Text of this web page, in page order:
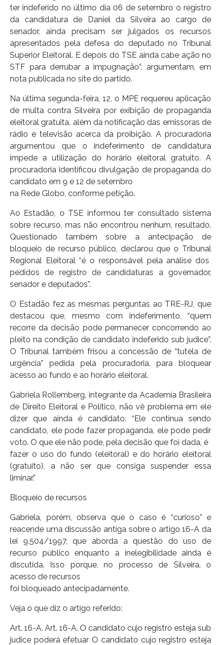
ter indeferido no último dia 06 de setembro o registro
da candidatura de Daniel da Silveira ao cargo de
senador, ainda precisam ser julgados os recursos
apresentados pela defesa do deputado no Tribunal
Superior Eleitoral. E depois do TSE ainda cabe ação no
STF para derrubar a impugnação”, argumentam, em
nota publicada no site do partido.
Na última segunda-feira, 12, o MPE requereu aplicação
de multa contra Silveira por exibição de propaganda
eleitoral gratuita, além da notificação das emissoras de
rádio e televisão acerca da proibição. A procuradoria
argumentou que o indeferimento de candidatura
impede a utilização do horário eleitoral gratuito. A
procuradoria identificou divulgação de propaganda do
candidato em 9 e 12 de setembro
na Rede Globo, conforme petição.
Ao Estadão, o TSE informou ter consultado sistema
sobre recurso, mas não encontrou nenhum, resultado.
Questionado também sobre a antecipação de
bloqueio de recurso público, declarou que o Tribunal
Regional Eleitoral “é o responsável pela análise dos
pedidos de registro de candidaturas a governador,
senador e deputados”.
O Estadão fez as mesmas perguntas ao TRE-RJ, que
destacou que, mesmo com indeferimento, “quem
recorre da decisão pode permanecer concorrendo ao
pleito na condição de candidato indeferido sub judice”.
O Tribunal também frisou a concessão de “tutela de
urgência” pedida pela procuradoria, para bloquear
acesso ao fundo e ao horário eleitoral.
Gabriela Rollemberg, integrante da Academia Brasileira
de Direito Eleitoral e Político, não vê problema em ele
dizer que ainda é candidato. “Ele continua sendo
candidato, ele pode fazer propaganda, ele pode pedir
voto. O que ele não pode, pela decisão que foi dada, é
fazer o uso do fundo (eleitoral) e do horário eleitoral
(gratuito), a não ser que consiga suspender essa
liminar.”
Bloqueio de recursos
Gabriela, porém, observa que o caso é “curioso” e
reacende uma discussão antiga sobre o artigo 16-A da
lei 9.504/1997, que aborda a questão do uso de
recurso público enquanto a inelegibilidade ainda é
discutida. Isso porque, no processo de Silveira, o
acesso de recursos
foi bloqueado antecipadamente.
Veja o que diz o artigo referido:
Art. 16-A. Art. 16-A. O candidato cujo registro esteja sub
judice poderá efetuar O candidato cujo registro esteja